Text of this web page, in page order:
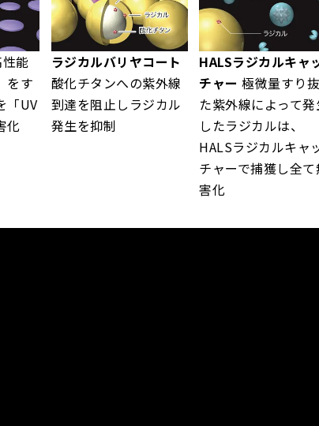
性能
をす
「UV
化
ラジカルバリヤコート
酸化チタンへの紫外線
到達を阻止しラジカル
発生を抑制
HALSラジカルキャ
チャー 極微量すり
た紫外線によって
したラジカルは、
HALSラジカルキャ
チャーで捕獲し全
害化